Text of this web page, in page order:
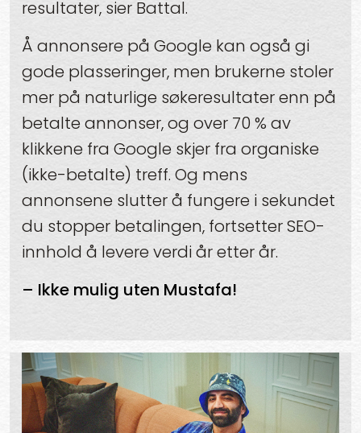
resultater, sier Battal.
Å annonsere på Google kan også gi
gode plasseringer, men brukerne stoler
mer på naturlige søkeresultater enn på
betalte annonser, og over 70 % av
klikkene fra Google skjer fra organiske
(ikke-betalte) treff. Og mens
annonsene slutter å fungere i sekundet
du stopper betalingen, fortsetter SEO-
innhold å levere verdi år etter år.
– Ikke mulig uten Mustafa!